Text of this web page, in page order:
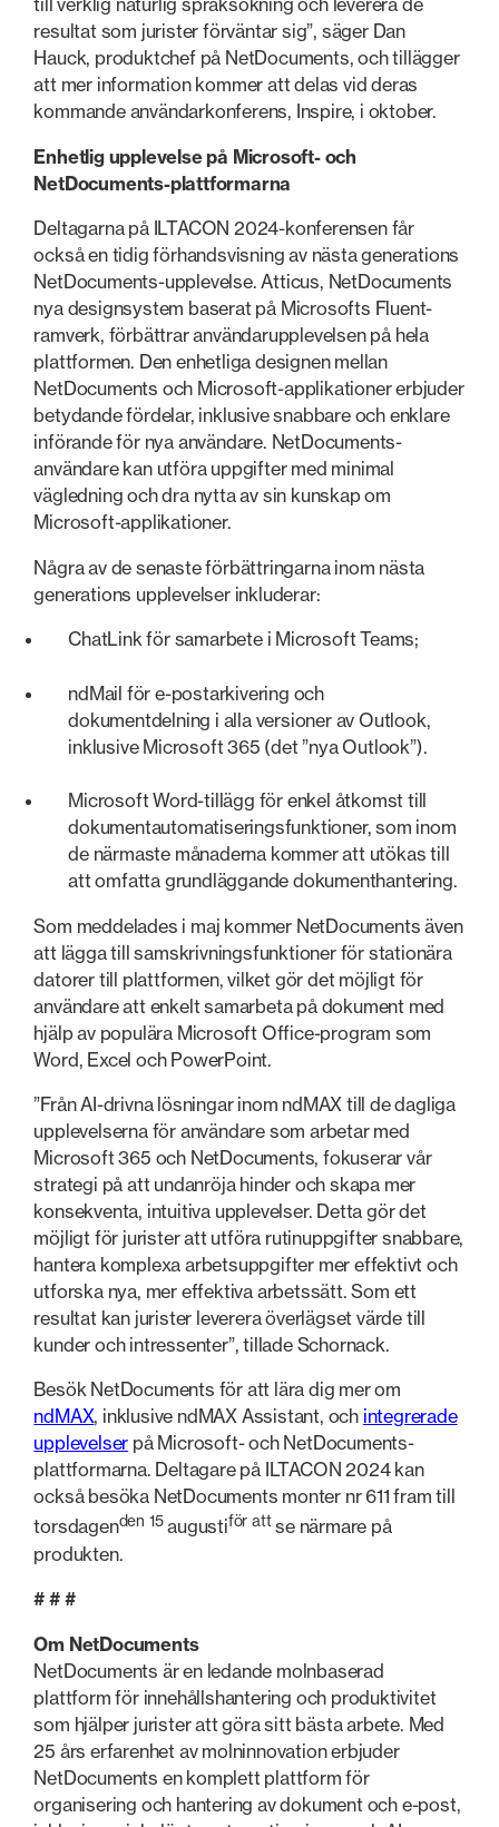
till verklig naturlig språksökning och leverera de
resultat som jurister förväntar sig”, säger Dan
Hauck, produktchef på NetDocuments, och tillägger
att mer information kommer att delas vid deras
kommande användarkonferens, Inspire, i oktober.
Enhetlig upplevelse på Microsoft- och
NetDocuments-plattformarna
Deltagarna på ILTACON 2024-konferensen får
också en tidig förhandsvisning av nästa generations
NetDocuments-upplevelse. Atticus, NetDocuments
nya designsystem baserat på Microsofts Fluent-
ramverk, förbättrar användarupplevelsen på hela
plattformen. Den enhetliga designen mellan
NetDocuments och Microsoft-applikationer erbjuder
betydande fördelar, inklusive snabbare och enklare
införande för nya användare. NetDocuments-
användare kan utföra uppgifter med minimal
vägledning och dra nytta av sin kunskap om
Microsoft-applikationer.
Några av de senaste förbättringarna inom nästa
generations upplevelser inkluderar:
ChatLink för samarbete i Microsoft Teams;
ndMail för e-postarkivering och
dokumentdelning i alla versioner av Outlook,
inklusive Microsoft 365 (det ”nya Outlook”).
Microsoft Word-tillägg för enkel åtkomst till
dokumentautomatiseringsfunktioner, som inom
de närmaste månaderna kommer att utökas till
att omfatta grundläggande dokumenthantering.
Som meddelades i maj kommer NetDocuments även
att lägga till samskrivningsfunktioner för stationära
datorer till plattformen, vilket gör det möjligt för
användare att enkelt samarbeta på dokument med
hjälp av populära Microsoft Office-program som
Word, Excel och PowerPoint.
”Från AI-drivna lösningar inom ndMAX till de dagliga
upplevelserna för användare som arbetar med
Microsoft 365 och NetDocuments, fokuserar vår
strategi på att undanröja hinder och skapa mer
konsekventa, intuitiva upplevelser. Detta gör det
möjligt för jurister att utföra rutinuppgifter snabbare,
hantera komplexa arbetsuppgifter mer effektivt och
utforska nya, mer effektiva arbetssätt. Som ett
resultat kan jurister leverera överlägset värde till
kunder och intressenter”, tillade Schornack.
Besök NetDocuments för att lära dig mer om
ndMAX, inklusive ndMAX Assistant, och integrerade
upplevelser på Microsoft- och NetDocuments-
plattformarna. Deltagare på ILTACON 2024 kan
också besöka NetDocuments monter nr 611 fram till
torsdagenden 15 augustiför att se närmare på
produkten.
# # #
Om NetDocuments
NetDocuments är en ledande molnbaserad
plattform för innehållshantering och produktivitet
som hjälper jurister att göra sitt bästa arbete. Med
25 års erfarenhet av molninnovation erbjuder
NetDocuments en komplett plattform för
organisering och hantering av dokument och e-post,